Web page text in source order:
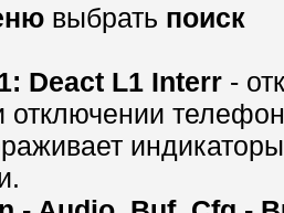
выбрать поиск
Deact L1 Interr -
отключении